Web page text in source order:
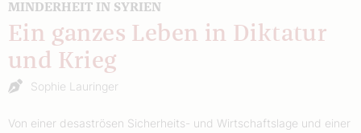
MINDERHEIT IN SYRIEN
Ein ganzes Leben in Diktatur
und Krieg
Sophie Lauringer
Von einer desaströsen Sicherheits- und Wirtschaftslage und einer